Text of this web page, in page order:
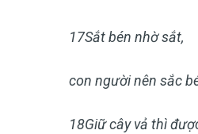
17Sắt bén nhờ sắt,
con người nên sắc
18Giữ cây vả thì